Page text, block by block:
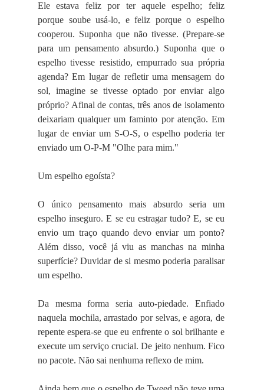
Ele estava feliz por ter aquele espelho; feliz
porque soube usá-lo, e feliz porque o espelho
cooperou. Suponha que não tivesse. (Prepare-se
para um pensamento absurdo.) Suponha que o
espelho tivesse resistido, empurrado sua própria
agenda? Em lugar de refletir uma mensagem do
sol, imagine se tivesse optado por enviar algo
próprio? Afinal de contas, três anos de isolamento
deixariam qualquer um faminto por atenção. Em
lugar de enviar um S-O-S, o espelho poderia ter
enviado um O-P-M "Olhe para mim."
Um espelho egoísta?
O único pensamento mais absurdo seria um
espelho inseguro. E se eu estragar tudo? E, se eu
envio um traço quando devo enviar um ponto?
Além disso, você já viu as manchas na minha
superfície? Duvidar de si mesmo poderia paralisar
um espelho.
Da mesma forma seria auto-piedade. Enfiado
naquela mochila, arrastado por selvas, e agora, de
repente espera-se que eu enfrente o sol brilhante e
execute um serviço crucial. De jeito nenhum. Fico
no pacote. Não sai nenhuma reflexo de mim.